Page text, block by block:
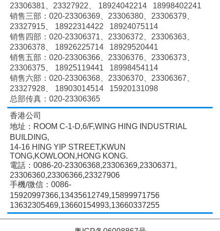
23306381、 23327922、
18924042214 18998402241
销售三部：020-23306369、 23306380、 23306379、
23327915、
18922314422 18924075114
销售四部：020-23306371、 23306372、 23306363、
23306378、
18926225714 18929520441
销售五部：020-23306366、 23306376、 23306373、
23306375、
18925119441 18998454114
销售六部：020-23306368、 23306370、 23306367、
23327928、
18903014514 15920131098
总部传真：020-23306365
香港公司
地址：ROOM C-1-D,6/F,WING HING INDUSTRIAL
BUILDING,
14-16 HING YIP STREET,KWUN
TONG,KOWLOON,HONG KONG.
電話：0086-20-23306368,23306369,23306371,
23306360,23306366,23327906
手機/微信：0086-
15920997366,13435612749,15899971756
13632305469,13660154993,13660337255